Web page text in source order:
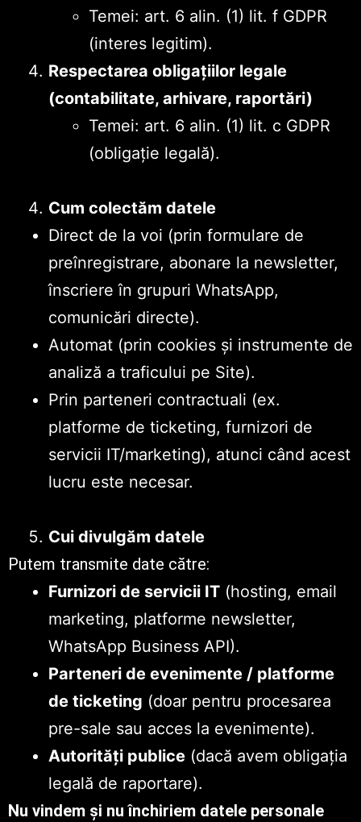
Temei: art. 6 alin. (1) lit. f GDPR
(interes legitim).
Respectarea obligațiilor legale
(contabilitate, arhivare, raportări)
Temei: art. 6 alin. (1) lit. c GDPR
(obligație legală).
Cum colectăm datele
Direct de la voi (prin formulare de
preînregistrare, abonare la newsletter,
înscriere în grupuri WhatsApp,
comunicări directe).
Automat (prin cookies și instrumente de
analiză a traficului pe Site).
Prin parteneri contractuali (ex.
platforme de ticketing, furnizori de
servicii IT/marketing), atunci când acest
lucru este necesar.
Cui divulgăm datele
Putem transmite date către:
Furnizori de servicii IT (hosting, email
marketing, platforme newsletter,
WhatsApp Business API).
Parteneri de evenimente / platforme
de ticketing (doar pentru procesarea
pre-sale sau acces la evenimente).
Autorități publice (dacă avem obligația
legală de raportare).
Nu vindem și nu închiriem datele personale